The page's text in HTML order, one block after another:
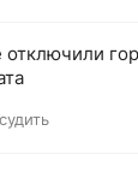
отключили